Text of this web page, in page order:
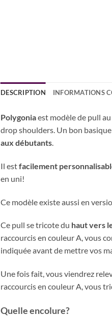
DESCRIPTION INFORMATIONS
Polygoniaest modèle de pull
drop shoulders. Un bon
aux débutants.
Il estfacilement
en uni!
Ce modèle existe aussi en
Ce pull se tricote du haut vers
raccourcis en couleur A, vous
indiquée avant de mettre vos
Une fois fait, vous viendrez
raccourcis en couleur A, vous
Quelle encolure?